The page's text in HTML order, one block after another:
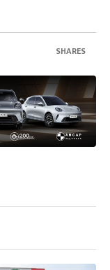
SHARES